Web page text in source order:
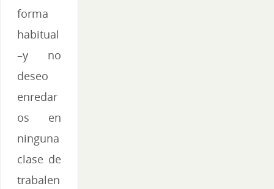
forma
habitual
–y no
deseo
enredar
os en
ninguna
clase de
trabalen